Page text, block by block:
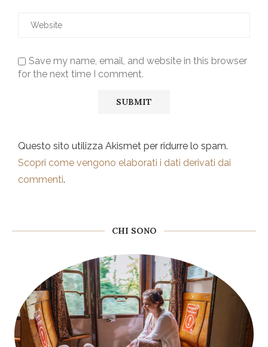
Save my name, email, and website in this browser
for the next time I comment.
Questo sito utilizza Akismet per ridurre lo spam.
Scopri come vengono elaborati i dati derivati dai
commenti.
CHI SONO